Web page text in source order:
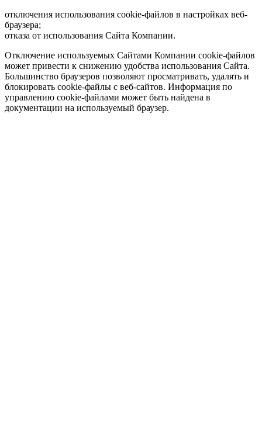
отключения использования cookie-файлов в настройках веб-
браузера;
отказа от использования Сайта Компании.
Отключение используемых Сайтами Компании cookie-файлов
может привести к снижению удобства использования Сайта.
Большинство браузеров позволяют просматривать, удалять и
блокировать cookie-файлы c веб-сайтов. Информация по
управлению cookie-файлами может быть найдена в
документации на используемый браузер.